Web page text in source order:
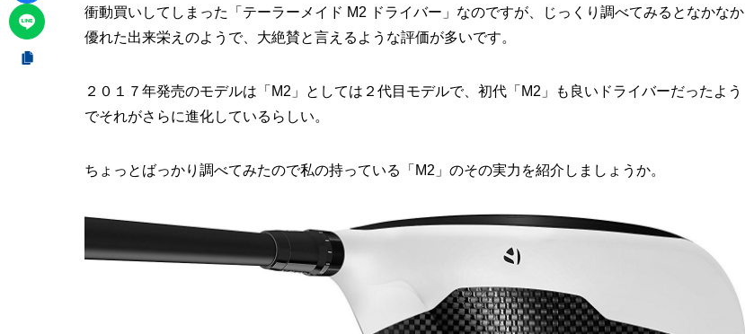
衝動買いしてしまった「テーラーメイド M2 ドライバー」なのですが、じっくり調べてみるとなかなか
優れた出来栄えのようで、大絶賛と言えるような評価が多いです。
２０１７年発売のモデルは「M2」としては２代目モデルで、初代「M2」も良いドライバーだったよう
でそれがさらに進化しているらしい。
ちょっとばっかり調べてみたので私の持っている「M2」のその実力を紹介しましょうか。